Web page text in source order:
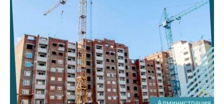
В Новосибирске минздрав объявил бесплатную
диспансеризацию для 65-летних
В Новосибирске врачи прооперировали 25 тысяч
пациентов с катарактой